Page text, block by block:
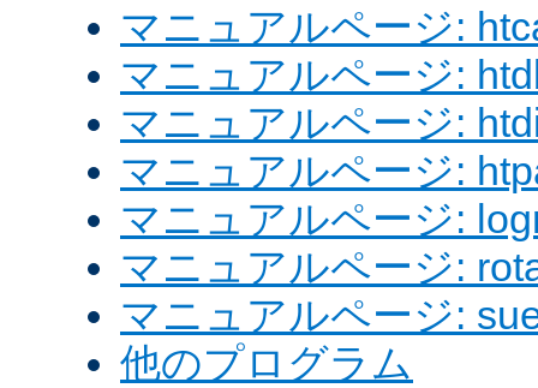
マニュアルページ:
マニュアルページ:
マニュアルページ:
マニュアルページ:
マニュアルページ:
マニュアルページ:
マニュアルページ:
他のプログラム